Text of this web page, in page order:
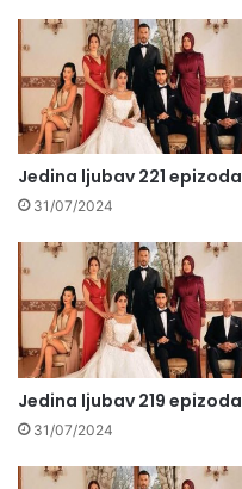
Jedina ljubav 221 epizoda
31/07/2024
Jedina ljubav 219 epizoda
31/07/2024